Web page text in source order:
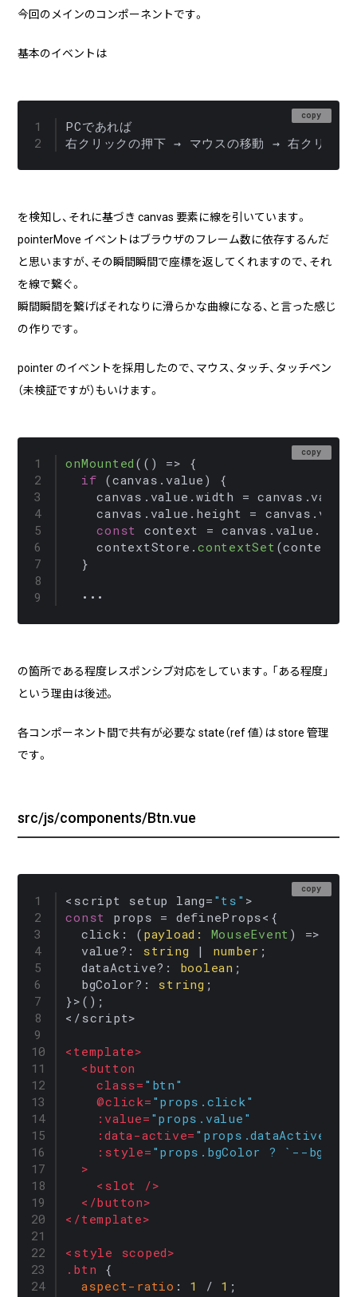
今回のメインのコンポーネントです。
基本のイベントは
copy
PCであれば
を検知し、それに基づき canvas 要素に線を引いています。
pointerMove イベントはブラウザのフレーム数に依存するんだ
と思いますが、その瞬間瞬間で座標を返してくれますので、それ
を線で繋ぐ。
瞬間瞬間を繋げばそれなりに滑らかな曲線になる、と言った感じ
の作りです。
pointer のイベントを採用したので、マウス、タッチ、タッチペン
（未検証ですが）もいけます。
copy
onMounted ( () => {
if (canvas. value ) {
    canvas.
value .width = canvas. value
    canvas.
value . height = canvas. value
const context = canvas. value .
    contextStore.
contextSet (context);
  }
の箇所である程度レスポンシブ対応をしています。「ある程度」
という理由は後述。
各コンポーネント間で共有が必要な state（ref 値）は store 管理
です。
src/js/components/Btn.vue
copy
<script setup lang= "ts"
const
props = defineProps<{
click : ( payload : MouseEvent ) =>
value ?: string | number ;
dataActive?: boolean ;
bgColor ?: string ;
}>();
</script>
< template>
< button
class= "btn"
    @
click= "props.click"
:value= "props.value"
:data-active= "props.dataActive"
:style= "props.bgColor ? `--
  >
< slot
/>
</button>
</template>
< style scoped>
.btn {
aspect-ratio : 1 / 1 ;